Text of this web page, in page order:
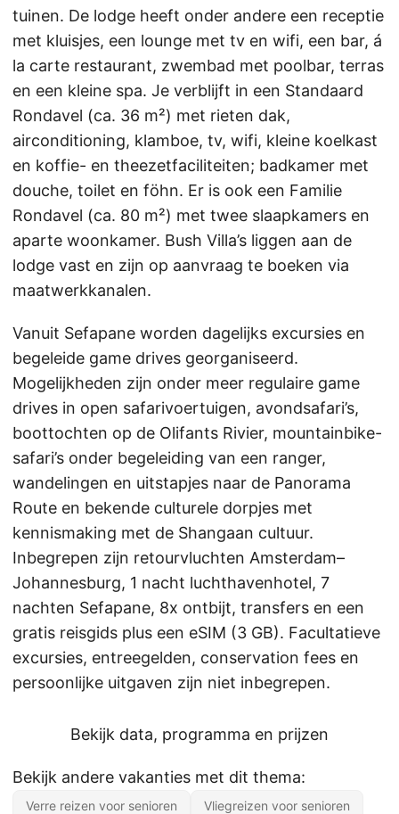
tuinen. De lodge heeft onder andere een receptie
met kluisjes, een lounge met tv en wifi, een bar, á
la carte restaurant, zwembad met poolbar, terras
en een kleine spa. Je verblijft in een Standaard
Rondavel (ca. 36 m²) met rieten dak,
airconditioning, klamboe, tv, wifi, kleine koelkast
en koffie- en theezetfaciliteiten; badkamer met
douche, toilet en föhn. Er is ook een Familie
Rondavel (ca. 80 m²) met twee slaapkamers en
aparte woonkamer. Bush Villa’s liggen aan de
lodge vast en zijn op aanvraag te boeken via
maatwerkkanalen.
Vanuit Sefapane worden dagelijks excursies en
begeleide game drives georganiseerd.
Mogelijkheden zijn onder meer regulaire game
drives in open safarivoertuigen, avondsafari’s,
boottochten op de Olifants Rivier, mountainbike-
safari’s onder begeleiding van een ranger,
wandelingen en uitstapjes naar de Panorama
Route en bekende culturele dorpjes met
kennismaking met de Shangaan cultuur.
Inbegrepen zijn retourvluchten Amsterdam–
Johannesburg, 1 nacht luchthavenhotel, 7
nachten Sefapane, 8x ontbijt, transfers en een
gratis reisgids plus een eSIM (3 GB). Facultatieve
excursies, entreegelden, conservation fees en
persoonlijke uitgaven zijn niet inbegrepen.
Bekijk data, programma en prijzen
Bekijk andere vakanties met dit thema:
Verre reizen voor senioren Vliegreizen voor senioren